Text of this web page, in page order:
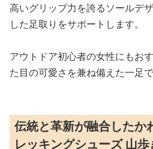
高いグリップ力を誇るソールデ
した足取りをサポートします。
アウトドア初心者の女性にもお
た目の可愛さを兼ね備えた一足で
伝統と革新が融合したか
レッキングシューズ 山